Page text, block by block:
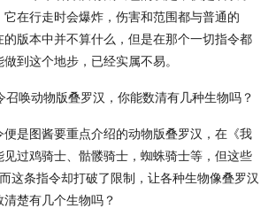
在行走时会爆炸，伤害和范围都与普通的
版本中并不算什么，但是在那个一切指令都
到这个地步，已经实属不易。
是图酱要重点介绍的动物版叠罗汉，在《我
过鸡骑士、骷髅骑士，蜘蛛骑士等，但这些
这条指令却打破了限制，让各种生物像叠罗汉
楚有几个生物吗？